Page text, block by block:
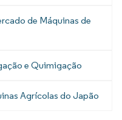
de Máquinas de
e Quimigação
Agrícolas do Japão